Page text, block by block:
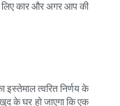
कार और अगर आप की
त्वरित निर्णय के
के घर हो जाएगा कि एक